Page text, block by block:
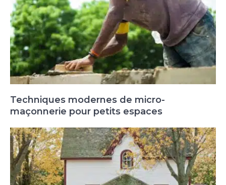
Techniques modernes de micro-
maçonnerie pour petits espaces